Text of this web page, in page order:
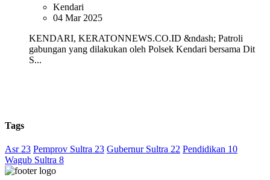
Kendari
04 Mar 2025
KENDARI, KERATONNEWS.CO.ID &ndash; Patroli
gabungan yang dilakukan oleh Polsek Kendari bersama Dit
S...
Tags
Asr 23 Pemprov Sultra 23 Gubernur Sultra 22 Pendidikan 10
Wagub Sultra 8